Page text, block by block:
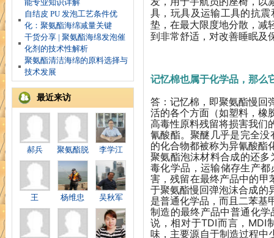
能专业知识详解
自结皮 PU 发泡工艺条件优
化：聚氨酯海绵减量关键
干货分享 | 聚氨酯海绵发泡催
化剂的技术性解析
聚氨酯清洁海绵的原料选择与
技术发展
最近来访
郝兵 聚氨酯脱 李学江
王 杨维忠 吴秋军
具，玩具及运输工具的抗
垫，在最大限度地分散，减
到非常舒适，对改善睡眠及
记忆棉也属于化学品，那么
答：记忆棉，即聚氨酯慢回
活的各个方面（如塑料，橡
高毒性原料残留将损害我们
氰酸酯。聚醚几乎是完全
的化合物都被称为异氰酸酯
聚氨酯泡沫材料合成的还
毒化学品，运输储存生产
害，残留在最终产品中的甲
于聚氨酯慢回弹泡沫合成的
是普通化学品，而且二苯基
制造的最终产品中普通化
说，相对于TDI而言，MDI
味，主要源自于制造过程